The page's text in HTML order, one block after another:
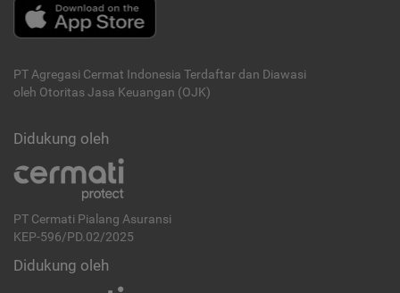
PT Agregasi Cermat Indonesia Terdaftar dan Diawasi
oleh Otoritas Jasa Keuangan (OJK)
Didukung oleh
PT Cermati Pialang Asuransi
KEP-596/PD.02/2025
Didukung oleh